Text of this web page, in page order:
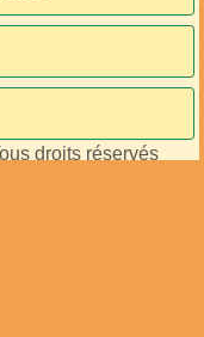
droits réservés